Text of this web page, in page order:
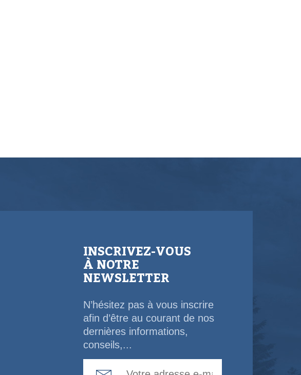
INSCRIVEZ-VOUS
À NOTRE
NEWSLETTER
N’hésitez pas à vous inscrire
afin d’être au courant de nos
dernières informations,
conseils,...